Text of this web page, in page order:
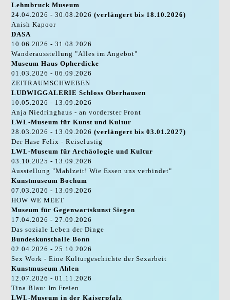
Lehmbruck Museum
24.04.2026 - 30.08.2026(verlängert bis 18.10.2026)
Anish Kapoor
DASA
10.06.2026 - 31.08.2026
Wanderausstellung "Alles im Angebot"
Museum Haus Opherdicke
01.03.2026 - 06.09.2026
ZEITRAUMSCHWEBEN
LUDWIGGALERIE Schloss Oberhausen
10.05.2026 - 13.09.2026
Anja Niedringhaus - an vorderster Front
LWL-Museum für Kunst und Kultur
28.03.2026 - 13.09.2026(verlängert bis 03.01.2027)
Der Hase Felix - Reiselustig
LWL-Museum für Archäologie und Kultur
03.10.2025 - 13.09.2026
Ausstellung "Mahlzeit! Wie Essen uns verbindet"
Kunstmuseum Bochum
07.03.2026 - 13.09.2026
HOW WE MEET
Museum für Gegenwartskunst Siegen
17.04.2026 - 27.09.2026
Das soziale Leben der Dinge
Bundeskunsthalle Bonn
02.04.2026 - 25.10.2026
Sex Work - Eine Kulturgeschichte der Sexarbeit
Kunstmuseum Ahlen
12.07.2026 - 01.11.2026
Tina Blau: Im Freien
LWL-Museum in der Kaiserpfalz